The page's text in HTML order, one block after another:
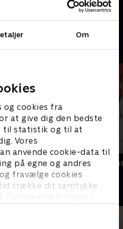
Om
og cookies fra
at give dig den bedste
til statistik og til at
Vores
anvende cookie-data til
på egne og andres
fravælge cookies
trække dit samtykke
indstillinger’ i
Cykling